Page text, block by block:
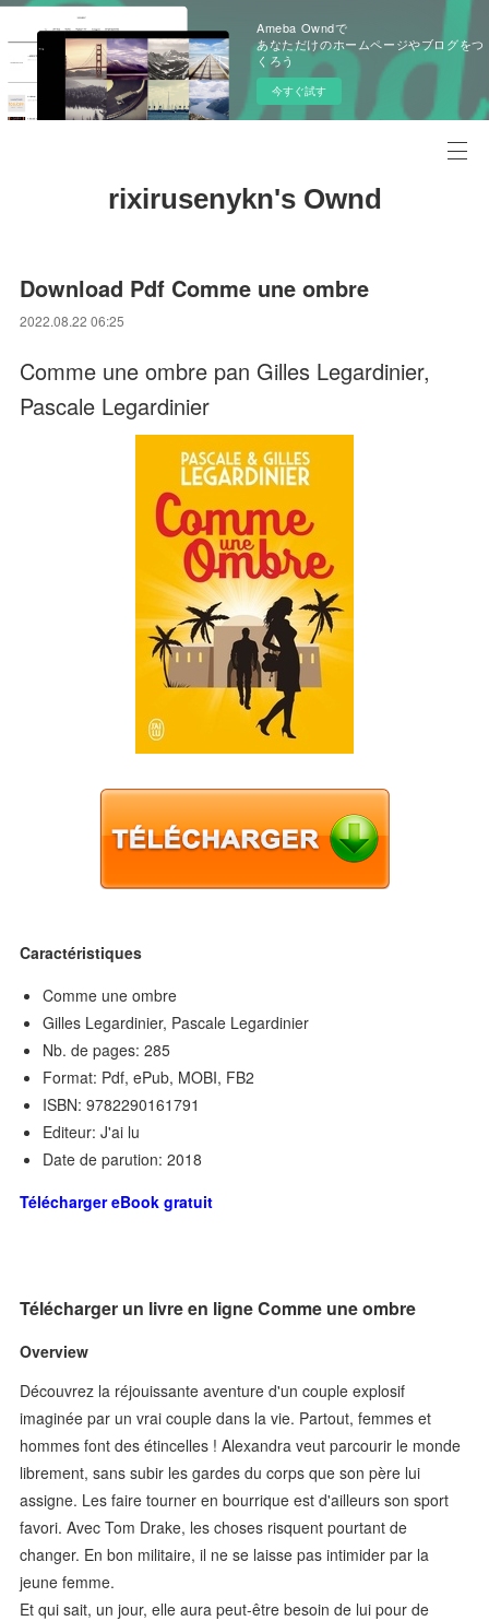
Ameba Owndで
あなただけのホームページやブログをつ
くろう
今すぐ試す
rixirusenykn's Ownd
Download Pdf Comme une ombre
2022.08.22 06:25
Comme une ombre pan Gilles Legardinier,
Pascale Legardinier
Caractéristiques
Comme une ombre
Gilles Legardinier, Pascale Legardinier
Nb. de pages: 285
Format: Pdf, ePub, MOBI, FB2
ISBN: 9782290161791
Editeur: J'ai lu
Date de parution: 2018
Télécharger eBook gratuit
Télécharger un livre en ligne Comme une ombre
Overview
Découvrez la réjouissante aventure d'un couple explosif
imaginée par un vrai couple dans la vie. Partout, femmes et
hommes font des étincelles ! Alexandra veut parcourir le monde
librement, sans subir les gardes du corps que son père lui
assigne. Les faire tourner en bourrique est d'ailleurs son sport
favori. Avec Tom Drake, les choses risquent pourtant de
changer. En bon militaire, il ne se laisse pas intimider par la
jeune femme.
Et qui sait, un jour, elle aura peut-être besoin de lui pour de